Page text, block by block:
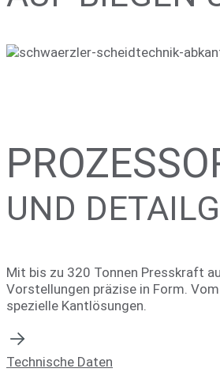
UND
Mit bis zu 320 Tonnen Presskraft
Vorstellungen präzise in Form.
spezielle Kantlösungen.
Technische Daten